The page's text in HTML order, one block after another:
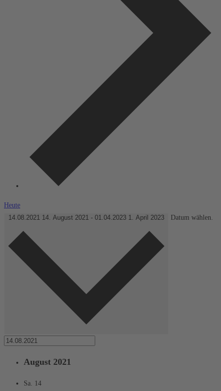
Heute
14.08.2021 14. August 2021 - 01.04.2023 1. April 2023 Datum wählen.
August 2021
Sa. 14